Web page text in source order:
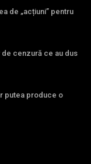
de „acțiuni” pentru
cenzură ce au dus
putea produce o